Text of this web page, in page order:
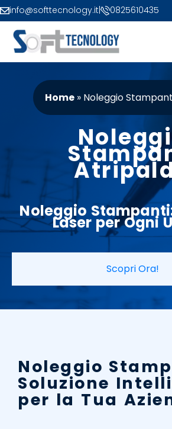
info@softtecnology.it 0825610435
Home» Noleggio
Noleggio Stampanti
Laser per Ogni
Scopri Ora!
Noleggio
Soluzione
per la Tua